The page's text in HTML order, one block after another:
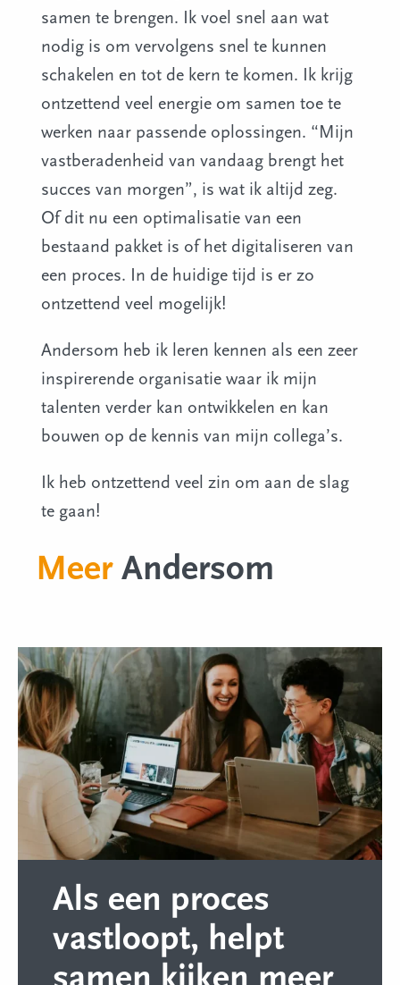
samen te brengen. Ik voel snel aan wat
nodig is om vervolgens snel te kunnen
schakelen en tot de kern te komen. Ik krijg
ontzettend veel energie om samen toe te
werken naar passende oplossingen. “Mijn
vastberadenheid van vandaag brengt het
succes van morgen”, is wat ik altijd zeg.
Of dit nu een optimalisatie van een
bestaand pakket is of het digitaliseren van
een proces. In de huidige tijd is er zo
ontzettend veel mogelijk!
Andersom heb ik leren kennen als een zeer
inspirerende organisatie waar ik mijn
talenten verder kan ontwikkelen en kan
bouwen op de kennis van mijn collega’s.
Ik heb ontzettend veel zin om aan de slag
te gaan!
MeerAndersom
Als een proces
vastloopt, helpt